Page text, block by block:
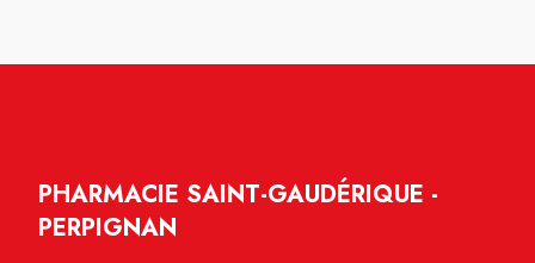
PHARMACIE SAINT-GAUDÉRIQUE -
PERPIGNAN